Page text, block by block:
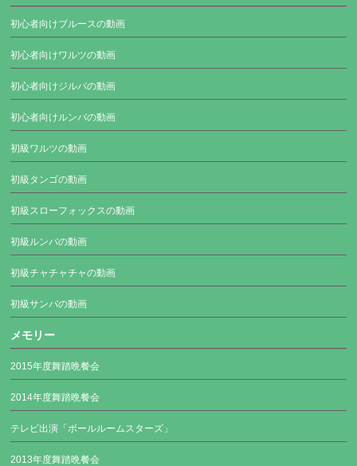
初心者向けブルースの動画
初心者向けワルツの動画
初心者向けジルバの動画
初心者向けルンバの動画
初級ワルツの動画
初級タンゴの動画
初級スローフォックスの動画
初級ルンバの動画
初級チャチャチャの動画
初級サンバの動画
メモリー
2015年度舞踏晩餐会
2014年度舞踏晩餐会
テレビ出演「ボールルームスターズ」
2013年度舞踏晩餐会